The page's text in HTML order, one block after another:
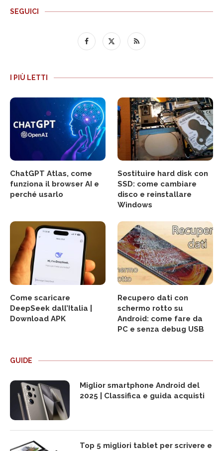
SEGUICI
I PIÙ LETTI
ChatGPT Atlas, come
funziona il browser AI e
perché usarlo
Sostituire hard disk con
SSD: come cambiare
disco e reinstallare
Windows
Come scaricare
DeepSeek dall’Italia |
Download APK
Recupero dati con
schermo rotto su
Android: come fare da
PC e senza debug USB
GUIDE
Miglior smartphone Android del
2025 | Classifica e guida acquisti
Top 5 migliori tablet per scrivere e